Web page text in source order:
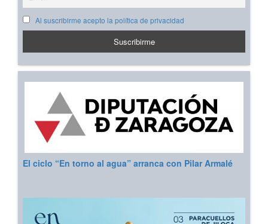
Al suscribirme acepto la política de privacidad
El ciclo “En torno al agua” arranca con Pilar Armalé